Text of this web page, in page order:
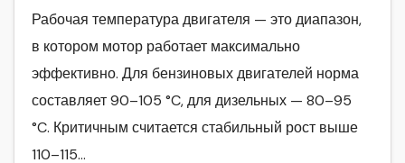
Рабочая температура двигателя — это диапазон,
в котором мотор работает максимально
эффективно. Для бензиновых двигателей норма
составляет 90–105 °C, для дизельных — 80–95
°C. Критичным считается стабильный рост выше
110–115…